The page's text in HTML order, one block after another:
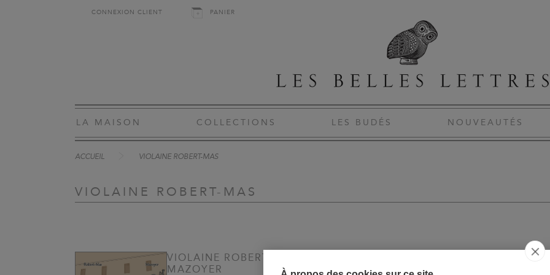
CONNEXION CLIENT PANIER
LA MAISON COLLECTIONS LES BUDÉS NOUVEAUTÉS
ACCUEIL VIOLAINE ROBERT-MAS
VIOLAINE ROBERT-MAS
VIOLAINE ROBERT-MAS, THIBAUT
MAZOYER